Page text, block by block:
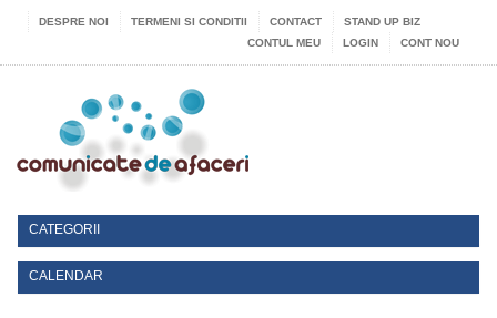
DESPRE NOI TERMENI SI CONDITII CONTACT
STAND UP BIZ
CONTUL MEU
LOGIN CONT NOU
CATEGORII
CALENDAR